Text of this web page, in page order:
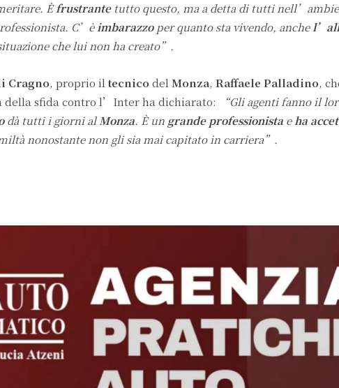
Èfrustrante tutto questo, ma a detta di tutti
C’è imbarazzo per quanto sta vivendo, anche
che lui non ha creato”.
Cragno, proprio iltecnico del Monza, Raffaele Palladino,
della sfida contro l’Inter ha dichiarato:
“Gli agenti fanno il
dà tutti i giorni al Monza. È un grande professionista e ha
nonostante non gli sia mai capitato in carriera”.